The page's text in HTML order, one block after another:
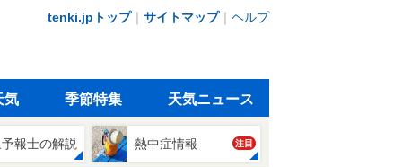
tenki.jpトップ｜ サイトマップ｜ ヘルプ
気 季節特集 天気ニュース
報士の解説 熱中症情報 注目